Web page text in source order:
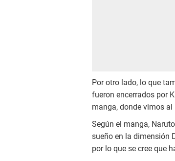
Por otro lado, lo que
fueron encerrados por
manga, donde vimos
Según el manga,
sueño en la dimensión
por lo que se cree que